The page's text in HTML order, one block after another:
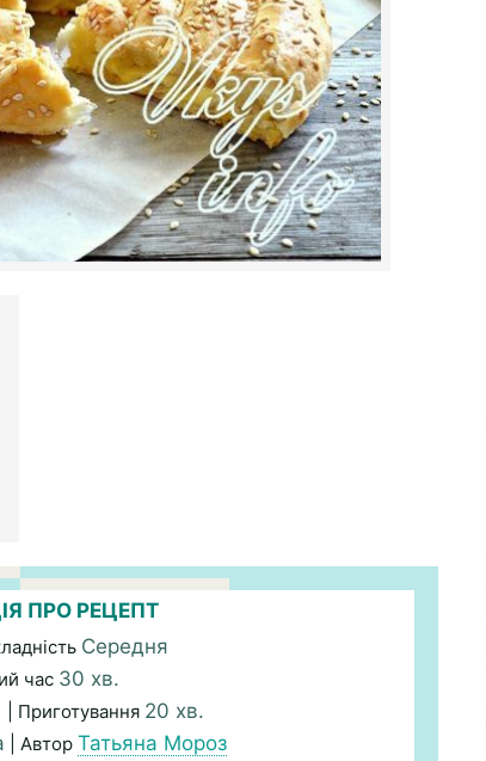
ПРО РЕЦЕПТ
Середня
час 30 хв.
| Приготування 20 хв.
| Автор Татьяна Мороз